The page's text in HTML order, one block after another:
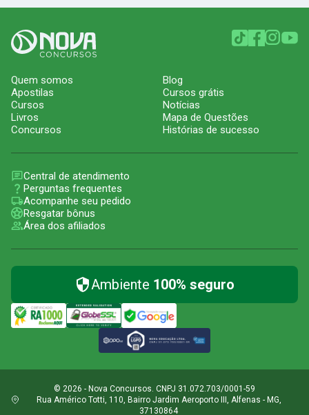
Quem somos
Apostilas
Cursos
Livros
Concursos
Blog
Cursos grátis
Notícias
Mapa de Questões
Histórias de sucesso
Central de atendimento
Perguntas frequentes
Acompanhe seu pedido
Resgatar bônus
Área dos afiliados
Ambiente 100% seguro
© 2026 - Nova Concursos. CNPJ 31.072.703/0001-59
Rua Américo Totti, 110, Bairro Jardim Aeroporto III, Alfenas - MG,
37130864